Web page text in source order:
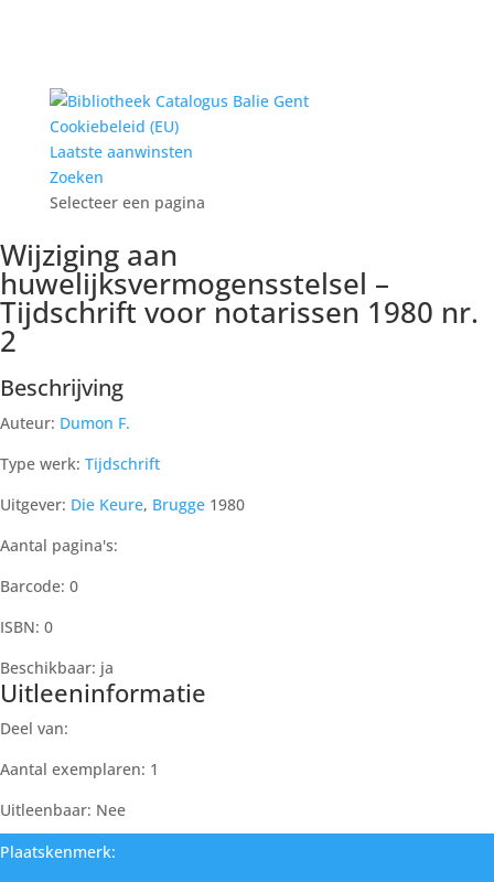
Cookiebeleid (EU)
Laatste aanwinsten
Zoeken
Selecteer een pagina
Wijziging aan
huwelijksvermogensstelsel –
Tijdschrift voor notarissen 1980 nr.
2
Beschrijving
Auteur: Dumon F.
Type werk: Tijdschrift
Uitgever: Die Keure, Brugge 1980
Aantal pagina's:
Barcode: 0
ISBN: 0
Beschikbaar: ja
Uitleeninformatie
Deel van:
Aantal exemplaren: 1
Uitleenbaar: Nee
Plaatskenmerk: